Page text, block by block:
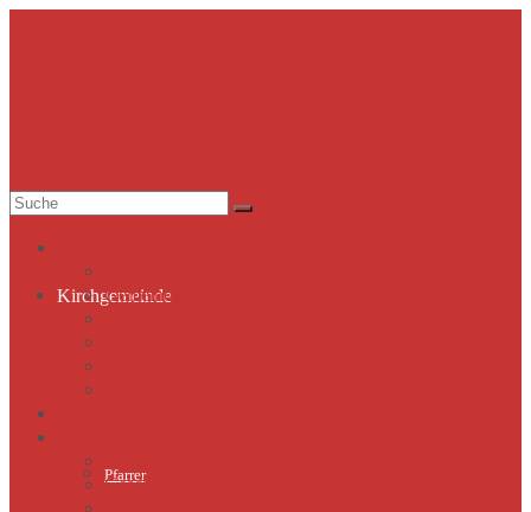
Kirchgemeinde
Pfarrer
Suche
Gemeindekirchenrat & Mitarbeiter
Geschichte St.Marien